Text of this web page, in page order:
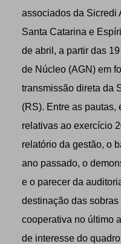
associados da Sicredi
Santa Catarina e
de abril, a partir das
de Núcleo (AGN) em
transmissão direta da
(RS). Entre as pautas,
relativas ao exercício
relatório da gestão, o
ano passado, o
e o parecer da
destinação das
cooperativa no último
de interesse do